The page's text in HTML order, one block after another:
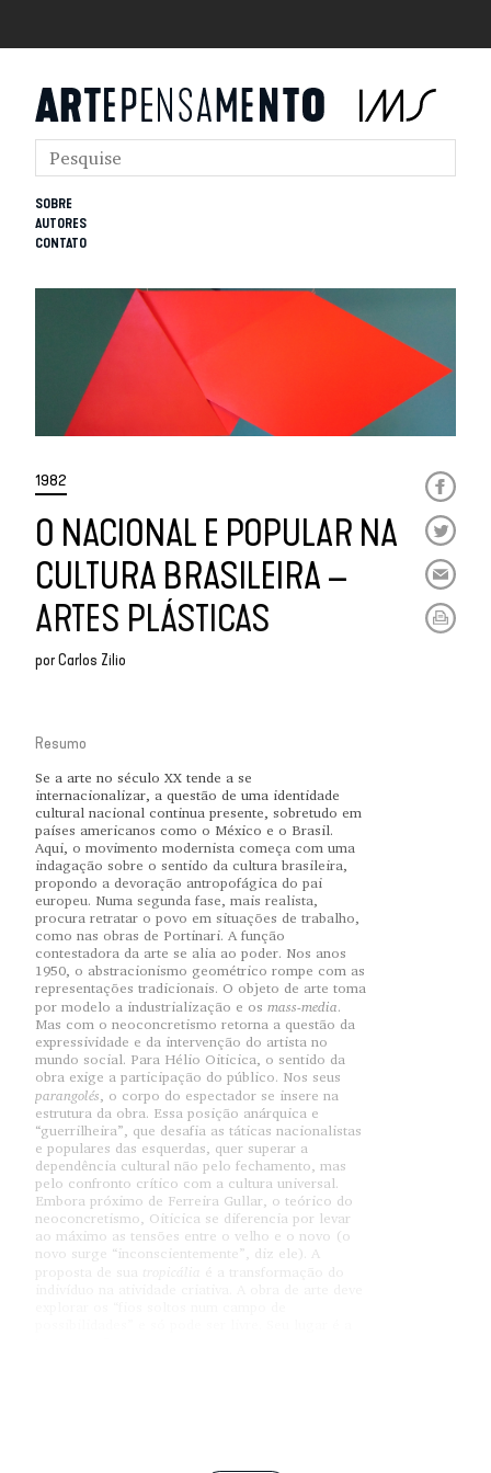
SOBRE
AUTORES
CONTATO
1982
O NACIONAL E POPULAR NA
CULTURA BRASILEIRA –
ARTES PLÁSTICAS
porCarlos Zilio
Resumo
Se a arte no século XX tende a se
internacionalizar, a questão de uma identidade
cultural nacional continua presente, sobretudo em
países americanos como o México e o Brasil.
Aqui, o movimento modernista começa com uma
indagação sobre o sentido da cultura brasileira,
propondo a devoração antropofágica do pai
europeu. Numa segunda fase, mais realista,
procura retratar o povo em situações de trabalho,
como nas obras de Portinari. A função
contestadora da arte se alia ao poder. Nos anos
1950, o abstracionismo geométrico rompe com as
representações tradicionais. O objeto de arte toma
por modelo a industrialização e os mass-media.
Mas com o neoconcretismo retorna a questão da
expressividade e da intervenção do artista no
mundo social. Para Hélio Oiticica, o sentido da
obra exige a participação do público. Nos seus
parangolés , o corpo do espectador se insere na
estrutura da obra. Essa posição anárquica e
“guerrilheira”, que desafia as táticas nacionalistas
e populares das esquerdas, quer superar a
dependência cultural não pelo fechamento, mas
pelo confronto crítico com a cultura universal.
Embora próximo de Ferreira Gullar, o teórico do
neoconcretismo, Oiticica se diferencia por levar
ao máximo as tensões entre o velho e o novo (o
novo surge “inconscientemente”, diz ele). A
proposta de sua
é a transformação do